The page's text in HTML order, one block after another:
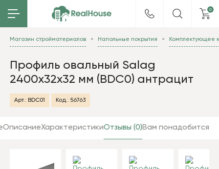
0
Магазин стройматериалов Напольные покрытия Комплектующее
Профиль овальный Salag
2400х32х32 мм (BDC0) антрацит
Арт.: BDC01 Код.: 56763
ОписаниеХарактеристикиОтзывы (0)Вам понадобится